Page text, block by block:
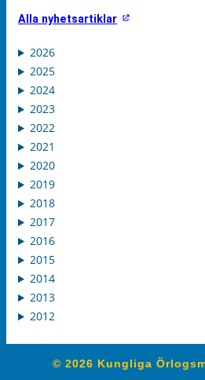
Alla nyhetsartiklar
2026
2025
2024
2023
2022
2021
2020
2019
2018
2017
2016
2015
2014
2013
2012
© 2026 Kungliga